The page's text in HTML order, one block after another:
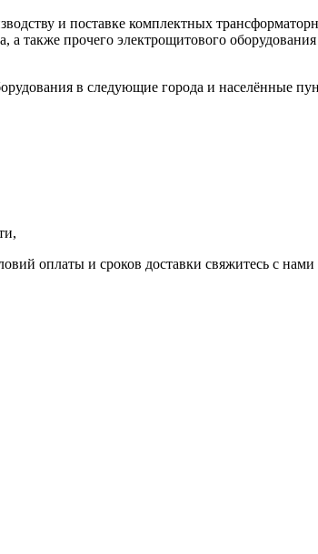
и поставке комплектных
также прочего электрощитового
в следующие города и населённые
оплаты и сроков доставки свяжитесь с